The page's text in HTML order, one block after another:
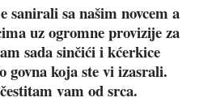
sanirali sa našim novcem a
uz ogromne provizije za
sada sinčići i kćerkice
govna koja ste vi izasrali.
vam od srca.